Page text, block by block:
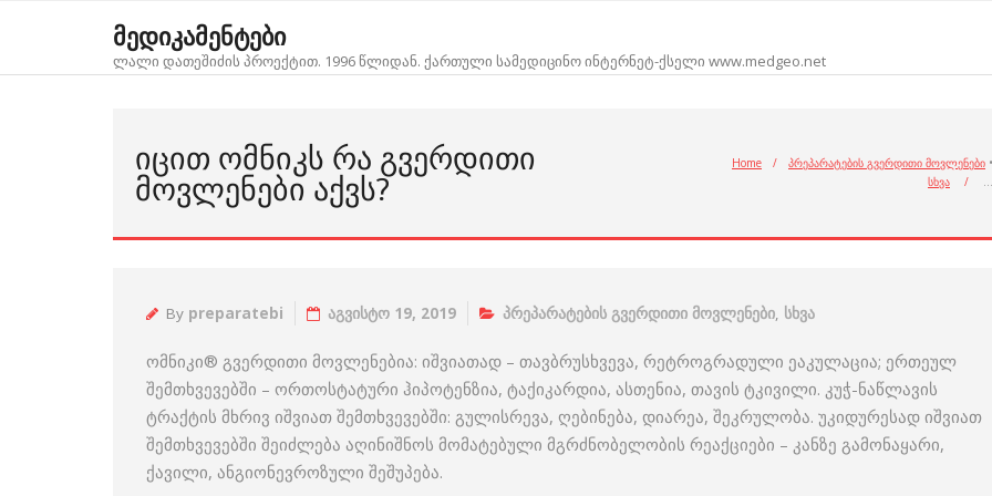
მედიკამენტები
ლალი დათეშიძის პროექტით. 1996 წლიდან. ქართული სამედიცინო ინტერნეტ-ქსელი www.medgeo.net
ᲘᲪᲘᲗ ᲝᲛᲜᲘᲙᲡ ᲠᲐ ᲒᲕᲔᲠᲓᲘᲗᲘ
ᲛᲝᲕᲚᲔᲜᲔᲑᲘ ᲐᲥᲕᲡ?
Home / პრეპარატების გვერდითი მოვლენები •
სხვა
/ …
By preparatebi აგვისტო 19, 2019 პრეპარატების გვერდითი მოვლენები, სხვა
ომნიკი® გვერდითი მოვლენებია: იშვიათად – თავბრუსხვევა, რეტროგრადული ეაკულაცია; ერთეულ
შემთხვევებში – ორთოსტატური ჰიპოტენზია, ტაქიკარდია, ასთენია, თავის ტკივილი. კუჭ-ნაწლავის
ტრაქტის მხრივ იშვიათ შემთხვევებში: გულისრევა, ღებინება, დიარეა, შეკრულობა. უკიდურესად იშვიათ
შემთხვევებში შეიძლება აღინიშნოს მომატებული მგრძნობელობის რეაქციები – კანზე გამონაყარი,
ქავილი, ანგიონევროზული შეშუპება.